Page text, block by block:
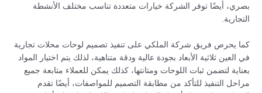
بصري، أيضًا توفر الشركة خيارات متعددة تناسب مختلف الأنشطة
التجارية.
كما يحرص فريق شركة الملكي على تنفيذ تصميم لوحات محلات تجارية
في العين ثلاثية الأبعاد بجودة عالية ودقة متناهية، لذلك يتم اختيار المواد
بعناية لتضمن ثبات اللوحات ومتانتها، كذلك يمكن للعملاء متابعة جميع
مراحل التنفيذ للتأكد من مطابقة التصميم للمواصفات، أيضًا تقدم